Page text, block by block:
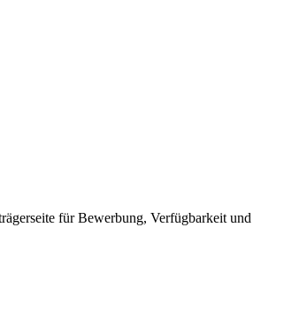
für Bewerbung, Verfügbarkeit und